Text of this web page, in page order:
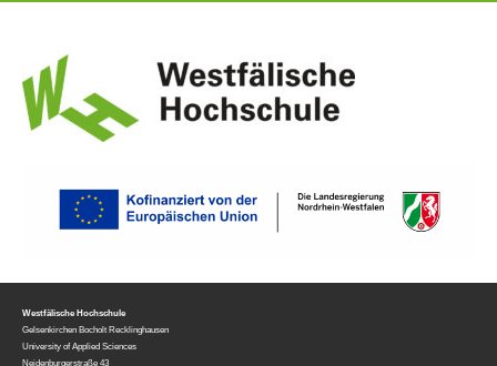
Westfälische Hochschule
Gelsenkirchen Bocholt Recklinghausen
University of Applied Sciences
Neidenburgerstraße 43